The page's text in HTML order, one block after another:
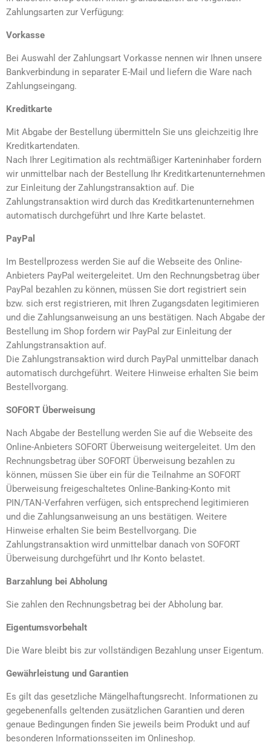
Zahlungsarten zur Verfügung:
Vorkasse
Bei Auswahl der Zahlungsart Vorkasse nennen wir Ihnen unsere
Bankverbindung in separater E-Mail und liefern die Ware nach
Zahlungseingang.
Kreditkarte
Mit Abgabe der Bestellung übermitteln Sie uns gleichzeitig Ihre
Kreditkartendaten.
Nach Ihrer Legitimation als rechtmäßiger Karteninhaber fordern
wir unmittelbar nach der Bestellung Ihr Kreditkartenunternehmen
zur Einleitung der Zahlungstransaktion auf. Die
Zahlungstransaktion wird durch das Kreditkartenunternehmen
automatisch durchgeführt und Ihre Karte belastet.
PayPal
Im Bestellprozess werden Sie auf die Webseite des Online-
Anbieters PayPal weitergeleitet. Um den Rechnungsbetrag über
PayPal bezahlen zu können, müssen Sie dort registriert sein
bzw. sich erst registrieren, mit Ihren Zugangsdaten legitimieren
und die Zahlungsanweisung an uns bestätigen. Nach Abgabe der
Bestellung im Shop fordern wir PayPal zur Einleitung der
Zahlungstransaktion auf.
Die Zahlungstransaktion wird durch PayPal unmittelbar danach
automatisch durchgeführt. Weitere Hinweise erhalten Sie beim
Bestellvorgang.
SOFORT Überweisung
Nach Abgabe der Bestellung werden Sie auf die Webseite des
Online-Anbieters SOFORT Überweisung weitergeleitet. Um den
Rechnungsbetrag über SOFORT Überweisung bezahlen zu
können, müssen Sie über ein für die Teilnahme an SOFORT
Überweisung freigeschaltetes Online-Banking-Konto mit
PIN/TAN-Verfahren verfügen, sich entsprechend legitimieren
und die Zahlungsanweisung an uns bestätigen. Weitere
Hinweise erhalten Sie beim Bestellvorgang. Die
Zahlungstransaktion wird unmittelbar danach von SOFORT
Überweisung durchgeführt und Ihr Konto belastet.
Barzahlung bei Abholung
Sie zahlen den Rechnungsbetrag bei der Abholung bar.
Eigentumsvorbehalt
Die Ware bleibt bis zur vollständigen Bezahlung unser Eigentum.
Gewährleistung und Garantien
Es gilt das gesetzliche Mängelhaftungsrecht. Informationen zu
gegebenenfalls geltenden zusätzlichen Garantien und deren
genaue Bedingungen finden Sie jeweils beim Produkt und auf
besonderen Informationsseiten im Onlineshop.